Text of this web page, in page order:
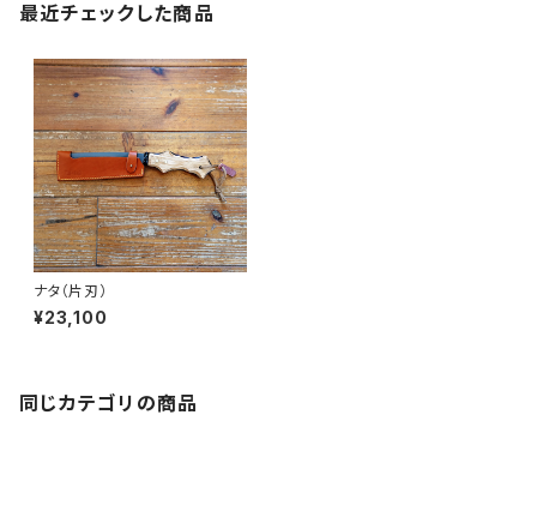
最近チェックした商品
ナタ（片刃）
¥23,100
同じカテゴリの商品